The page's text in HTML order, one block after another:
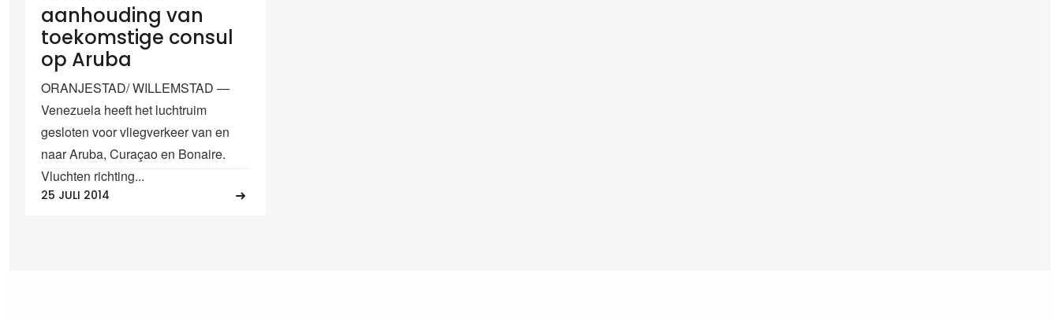
aanhouding van
toekomstige consul
op Aruba
ORANJESTAD/ WILLEMSTAD —
Venezuela heeft het luchtruim
gesloten voor vliegverkeer van en
naar Aruba, Curaçao en Bonaire.
Vluchten richting...
25 JULI 2014